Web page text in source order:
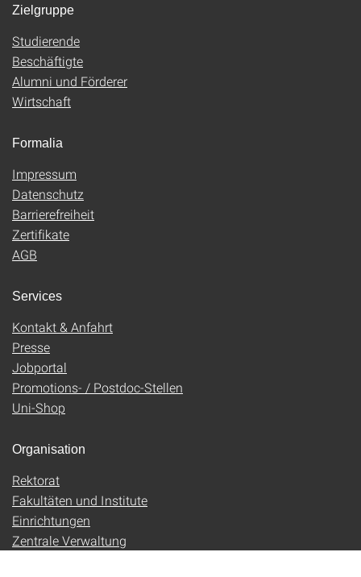
Zielgruppe
Studierende
Beschäftigte
Alumni und Förderer
Wirtschaft
Formalia
Impressum
Datenschutz
Barrierefreiheit
Zertifikate
AGB
Services
Kontakt & Anfahrt
Presse
Jobportal
Promotions- / Postdoc-Stellen
Uni-Shop
Organisation
Rektorat
Fakultäten und Institute
Einrichtungen
Zentrale Verwaltung